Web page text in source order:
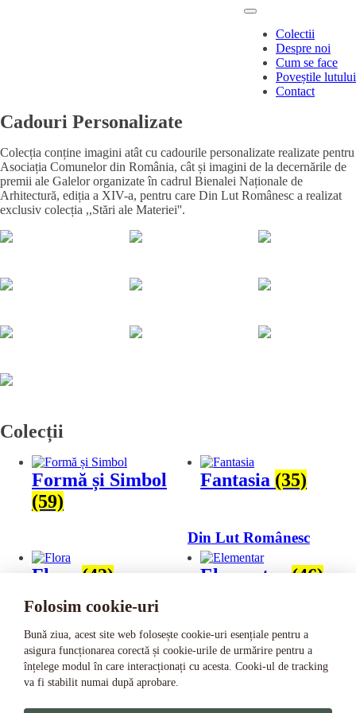
Colectii
Despre noi
Cum se face
Poveștile lutului
Contact
Cadouri Personalizate
Colecția conține imagini atât cu cadourile personalizate realizate pentru
Asociația Comunelor din România, cât și imagini de la decernările de
premii ale Galelor organizate în cadrul Bienalei Naționale de
Arhitectură, ediția a XIV-a, pentru care Din Lut Românesc a realizat
exclusiv colecția ,,Stări ale Materiei''.
Colecții
Formă și Simbol
(59)
Fantasia (35)
Flora (42) Elementar(46)
Stări ale materiei
Cadouri
Personalizate
Din Lut Românesc
Suntem o familie care iubește lutul. Am
Folosim cookie-uri
Bună ziua, acest site web folosește cookie-uri esențiale pentru a
asigura funcționarea corectă și cookie-urile de urmărire pentru a
înțelege modul în care interacționați cu acesta. Cooki-ul de tracking
va fi stabilit numai după aprobare.